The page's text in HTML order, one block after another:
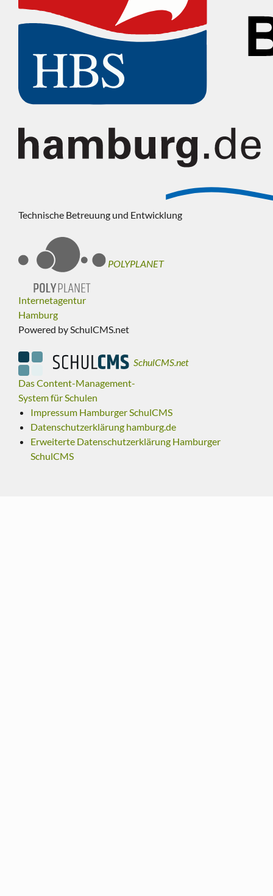
Technische Betreuung und Entwicklung
POLYPLANET
Internetagentur
Hamburg
Powered by SchulCMS.net
SchulCMS.net
Das Content-Management-
System für Schulen
Impressum Hamburger SchulCMS
Datenschutzerklärung hamburg.de
Erweiterte Datenschutzerklärung Hamburger
SchulCMS